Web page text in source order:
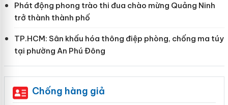
Phát động phong trào thi đua chào mừng Quảng Ninh
trở thành thành phố
TP.HCM: Sân khấu hóa thông điệp phòng, chống ma túy
tại phường An Phú Đông
Chống hàng giả